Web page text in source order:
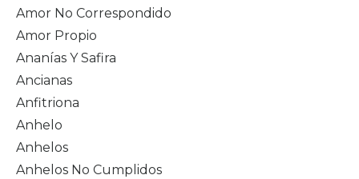
Amor No Correspondido
Amor Propio
Ananías Y Safira
Ancianas
Anfitriona
Anhelo
Anhelos
Anhelos No Cumplidos